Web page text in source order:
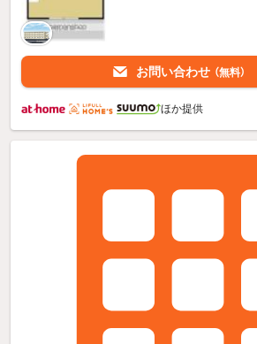
お問い合わせ （無料）
ほか提供